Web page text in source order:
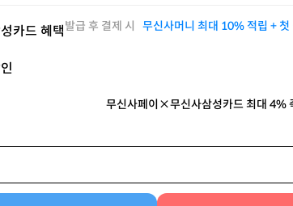
카드 혜택발급 후 결제 시 무신사머니 최대 10% 적립 +
무신사페이×무신사삼성카드 최대 4%